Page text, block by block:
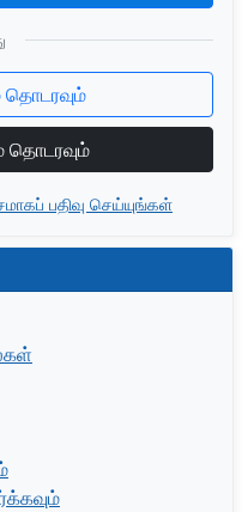
தொடரவும்
தொடரவும்
பதிவு செய்யுங்கள்